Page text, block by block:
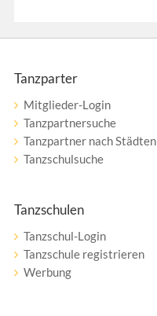
Tanzparter
Mitglieder-Login
Tanzpartnersuche
Tanzpartner nach Städten
Tanzschulsuche
Tanzschulen
Tanzschul-Login
Tanzschule registrieren
Werbung